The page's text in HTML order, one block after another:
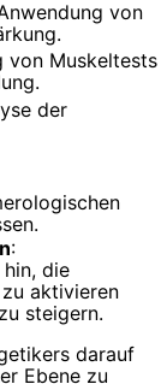
von
von Muskeltests
der
:
die
aktivieren
steigern.
darauf
Ebene zu